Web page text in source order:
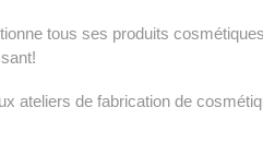
tous ses produits
ateliers de fabrication de